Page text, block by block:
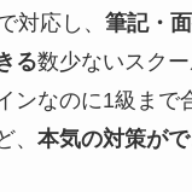
対応し、 筆記・
る数少ないスクー
ンなのに1級まで
、 本気の対策が